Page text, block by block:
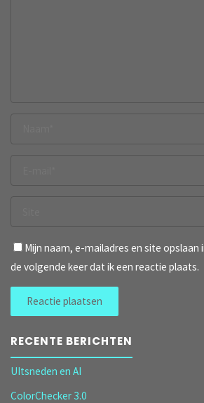
Mijn naam, e-mailadres en site
de volgende keer dat ik een reactie plaats.
RECENTE BERICHTEN
UItsneden en AI
ColorChecker 3.0